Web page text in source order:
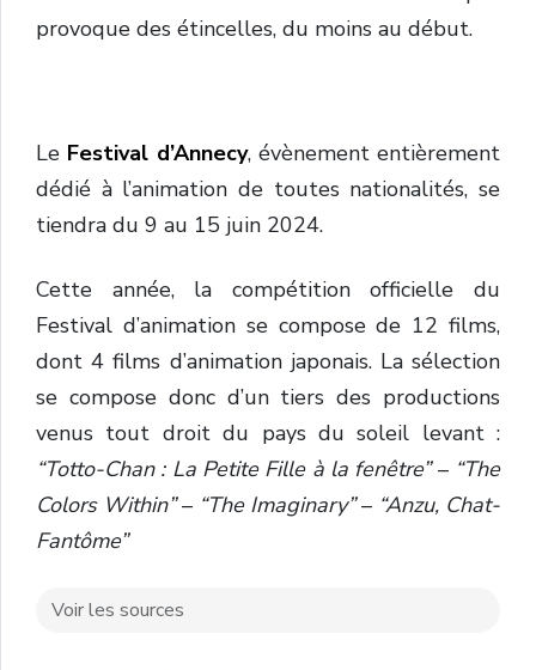
provoque des étincelles, du moins au début.
Le Festival d’Annecy, évènement entièrement
dédié à l’animation de toutes nationalités, se
tiendra du 9 au 15 juin 2024.
Cette année, la compétition officielle du
Festival d’animation se compose de 12 films,
dont 4 films d’animation japonais. La sélection
se compose donc d’un tiers des productions
venus tout droit du pays du soleil levant :
“Totto-Chan : La Petite Fille à la fenêtre”– “The
Colors Within”– “The Imaginary”– “Anzu, Chat-
Fantôme”
Voir les sources